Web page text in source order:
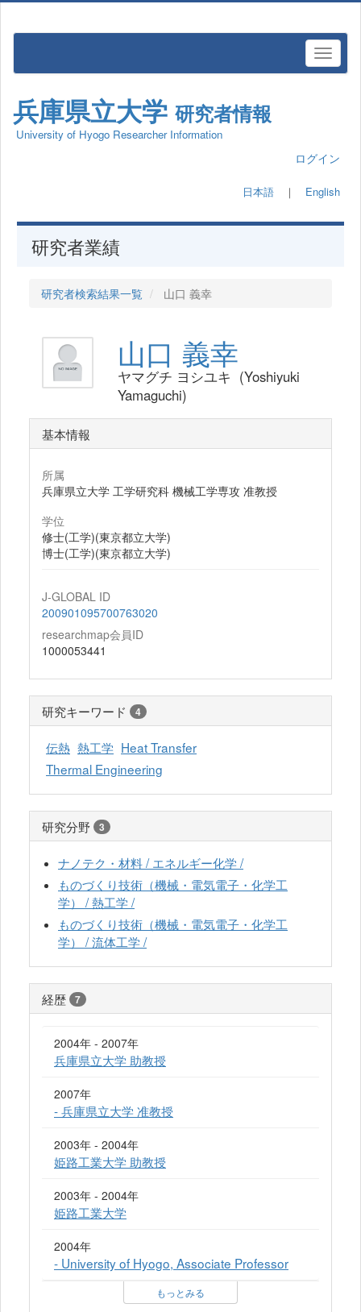
兵庫県立大学 研究者情報
University of Hyogo Researcher Information
ログイン
日本語 ｜ English
研究者業績
研究者検索結果一覧 山口 義幸
山口 義幸
ヤマグチ ヨシユキ (Yoshiyuki
Yamaguchi)
基本情報
所属
兵庫県立大学 工学研究科 機械工学専攻 准教授
学位
修士(工学)(東京都立大学)
博士(工学)(東京都立大学)
J-GLOBAL ID
200901095700763020
researchmap会員ID
1000053441
研究キーワード 4
伝熱 熱工学 Heat Transfer
Thermal Engineering
研究分野 3
ナノテク・材料 / エネルギー化学 /
ものづくり技術（機械・電気電子・化学工
学） / 熱工学 /
ものづくり技術（機械・電気電子・化学工
学） / 流体工学 /
経歴 7
2004年 - 2007年
兵庫県立大学 助教授
2007年
- 兵庫県立大学 准教授
2003年 - 2004年
姫路工業大学 助教授
2003年 - 2004年
姫路工業大学
2004年
- University of Hyogo, Associate Professor
もっとみる